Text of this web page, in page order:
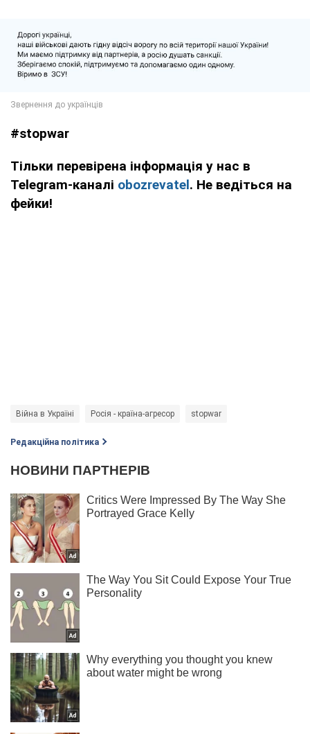
#stopwar
Тільки перевірена інформація у нас в
Telegram-каналі obozrevatel. Не ведіться на
фейки!
Війна в Україні Росія - країна-агресор stopwar
Редакційна політика